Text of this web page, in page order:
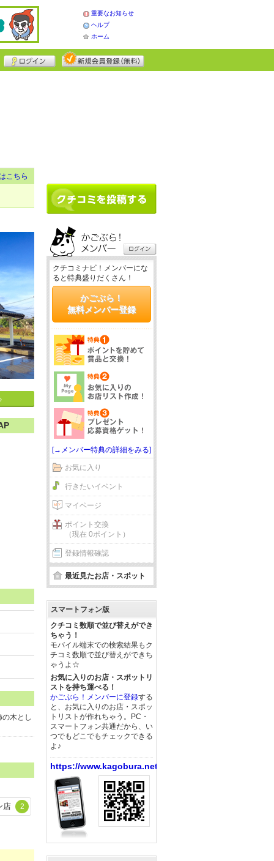
重要なお知らせ
ヘルプ
ホーム
こちら
木とし
店 2
クチコミナビ！メンバーにな
ると特典盛りだくさん！
かごぶら！
無料メンバー登録
[→メンバー特典の詳細をみる]
お気に入り
行きたいイベント
マイページ
ポイント交換
（現在 0ポイント）
登録情報確認
最近見たお店・スポット
スマートフォン版
クチコミ数順で並び替えができ
ちゃう！
モバイル端末での検索結果もク
チコミ数順で並び替えができち
ゃうよ☆
お気に入りのお店・スポットリ
ストを持ち運べる！
かごぶら！メンバーに登録する
と、お気に入りのお店・スポッ
トリストが作れちゃう。PC・
スマートフォン共通だから、い
つでもどこでもチェックできる
よ♪
https://www.kagobura.net/